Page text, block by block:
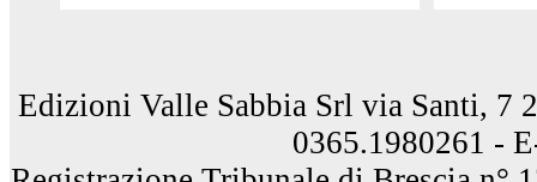
Edizioni Valle Sabbia Srl via Santi, 7
0365.1980261 -